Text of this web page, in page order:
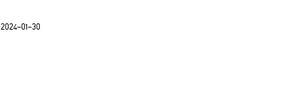
2024-01-30